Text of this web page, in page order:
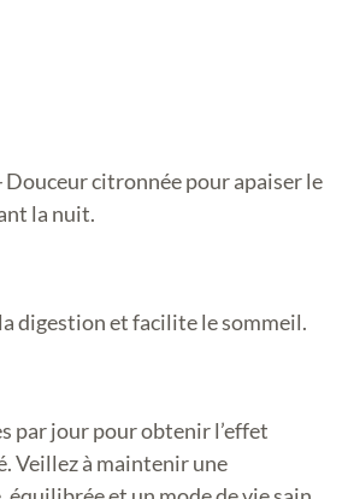
Douceur citronnée pour apaiser le
la nuit.
digestion et facilite le sommeil.
par jour pour obtenir l’effet
Veillez à maintenir une